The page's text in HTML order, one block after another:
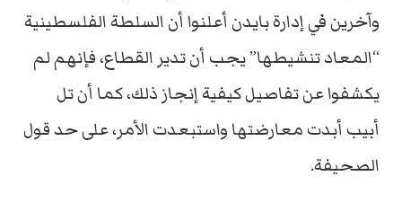
وآخرين في إدارة بايدن أعلنوا أن السلطة الفلسطينية
“المعاد تنشيطها” يجب أن تدير القطاع، فإنهم لم
يكشفوا عن تفاصيل كيفية إنجاز ذلك، كما أن تل
أبيب أبدت معارضتها واستبعدت الأمر، على حد قول
الصحيفة.